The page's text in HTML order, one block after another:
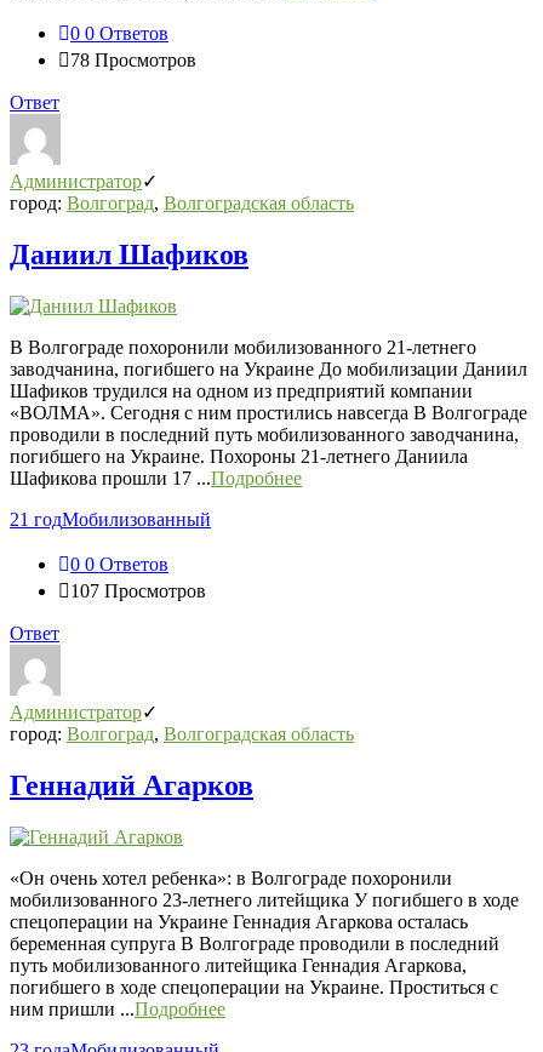
0 0 Ответов
78 Просмотров
Ответ
Администратор
город: Волгоград, Волгоградская область
Даниил Шафиков
В Волгограде похоронили мобилизованного 21-летнего
заводчанина, погибшего на Украине До мобилизации Даниил
Шафиков трудился на одном из предприятий компании
«ВОЛМА». Сегодня с ним простились навсегда В Волгограде
проводили в последний путь мобилизованного заводчанина,
погибшего на Украине. Похороны 21-летнего Даниила
Шафикова прошли 17 ...Подробнее
21 годМобилизованный
0 0 Ответов
107 Просмотров
Ответ
Администратор
город: Волгоград, Волгоградская область
Геннадий Агарков
«Он очень хотел ребенка»: в Волгограде похоронили
мобилизованного 23-летнего литейщика У погибшего в ходе
спецоперации на Украине Геннадия Агаркова осталась
беременная супруга В Волгограде проводили в последний
путь мобилизованного литейщика Геннадия Агаркова,
погибшего в ходе спецоперации на Украине. Проститься с
ним пришли ...Подробнее